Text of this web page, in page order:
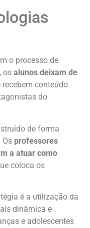
o processo de
os alunos deixam de
recebem conteúdo
do
de forma
Os professores
a atuar como
coloca os
é a utilização da
dinâmica e
e adolescentes